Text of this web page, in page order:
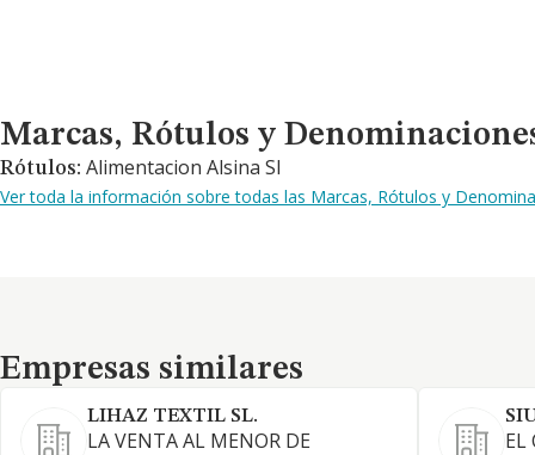
Marcas, Rótulos y Denominaciones Comerciales
Marcas, Rótulos y
Rótulos: Alimentacion Alsina Sl
Ver toda la información sobre todas las Marcas, Rótulos y
Empresas similares
Empresas similares
LIHAZ TEXTIL SL.
LA VENTA AL MENOR DE
EL